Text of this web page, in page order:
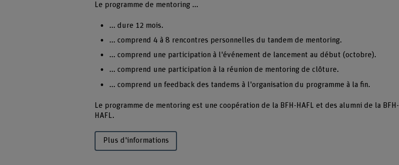
Le programme de mentoring ...
... dure 12 mois.
... comprend 4 à 8 rencontres personnelles du tandem de mentoring.
... comprend une participation à l'événement de lancement au début (octobre).
... comprend une participation à la réunion de mentoring de clôture.
... comprend un feedback des tandems à l'organisation du programme à la fin.
Le programme de mentoring est une coopération de la BFH-HAFL et des alumni de la BFH-
HAFL.
Plus d'informations